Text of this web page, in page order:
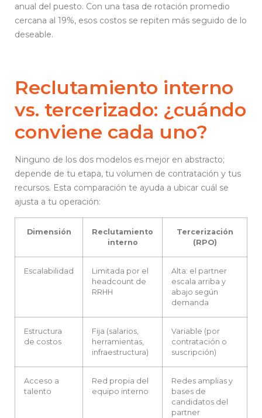
anual del puesto. Con una tasa de rotación promedio
cercana al 19%, esos costos se repiten más seguido de lo
deseable.
Reclutamiento interno
vs. tercerizado: ¿cuándo
conviene cada uno?
Ninguno de los dos modelos es mejor en abstracto;
depende de tu etapa, tu volumen de contratación y tus
recursos. Esta comparación te ayuda a ubicar cuál se
ajusta a tu operación:
Dimensión
Reclutamiento
interno
Tercerización
(RPO)
Escalabilidad
Limitada por el
headcount de
RRHH
Alta: el partner
escala arriba y
abajo según
demanda
Estructura
de costos
Fija (salarios,
herramientas,
infraestructura)
Variable (por
contratación o
suscripción)
Acceso a
talento
Red propia del
equipo interno
Redes amplias y
bases de
candidatos del
partner